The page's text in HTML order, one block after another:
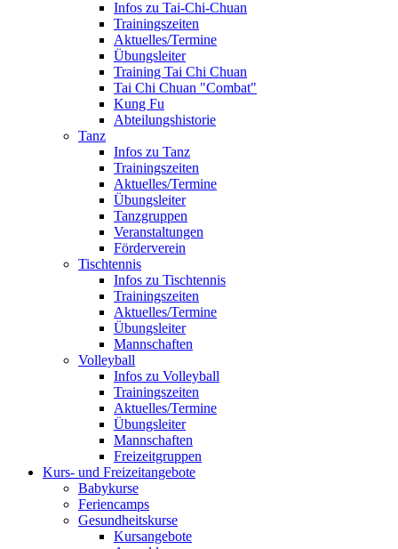
Infos zu Tai-Chi-Chuan
Trainingszeiten
Aktuelles/Termine
Übungsleiter
Training Tai Chi Chuan
Tai Chi Chuan "Combat"
Kung Fu
Abteilungshistorie
Tanz
Infos zu Tanz
Trainingszeiten
Aktuelles/Termine
Übungsleiter
Tanzgruppen
Veranstaltungen
Förderverein
Tischtennis
Infos zu Tischtennis
Trainingszeiten
Aktuelles/Termine
Übungsleiter
Mannschaften
Volleyball
Infos zu Volleyball
Trainingszeiten
Aktuelles/Termine
Übungsleiter
Mannschaften
Freizeitgruppen
Kurs- und Freizeitangebote
Babykurse
Feriencamps
Gesundheitskurse
Kursangebote